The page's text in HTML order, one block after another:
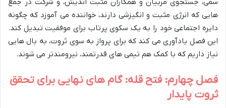
سمی، جستجوی مربیان و همکاران مثبت اندیش، و شرکت در جمع
هایی که انرژی مثبت و انگیزشی دارند، خواننده می آموزد که چگونه
دایره اجتماعی خود را به یک سکوی پرتاب برای موفقیت تبدیل کند.
این فصل یادآوری می کند که برای پرواز به سوی ثروت، به بال هایی
نیاز داریم که با کمک هم تیمی های قدرتمند، نیرومندتر می شوند.
فصل چهارم: فتح قله: گام های نهایی برای تحقق
ثروت پایدار